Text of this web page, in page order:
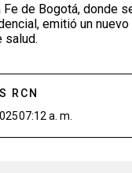
Fe de Bogotá, donde
emitió un
salud.
RCN
07:12 a. m.